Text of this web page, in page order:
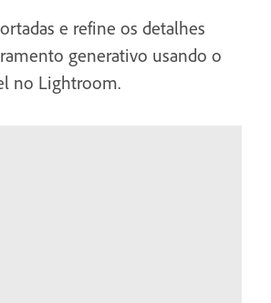
e refine os detalhes
generativo usando o
no Lightroom.